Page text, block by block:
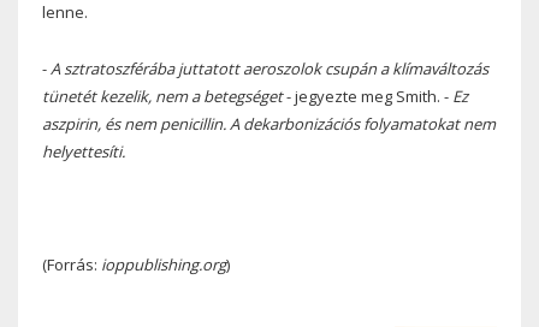
lenne.
-A sztratoszférába juttatott aeroszolok csupán a klímaváltozás
tünetét kezelik, nem a betegséget- jegyezte meg Smith. - Ez
aszpirin, és nem penicillin. A dekarbonizációs folyamatokat nem
helyettesíti.
(Forrás: ioppublishing.org)